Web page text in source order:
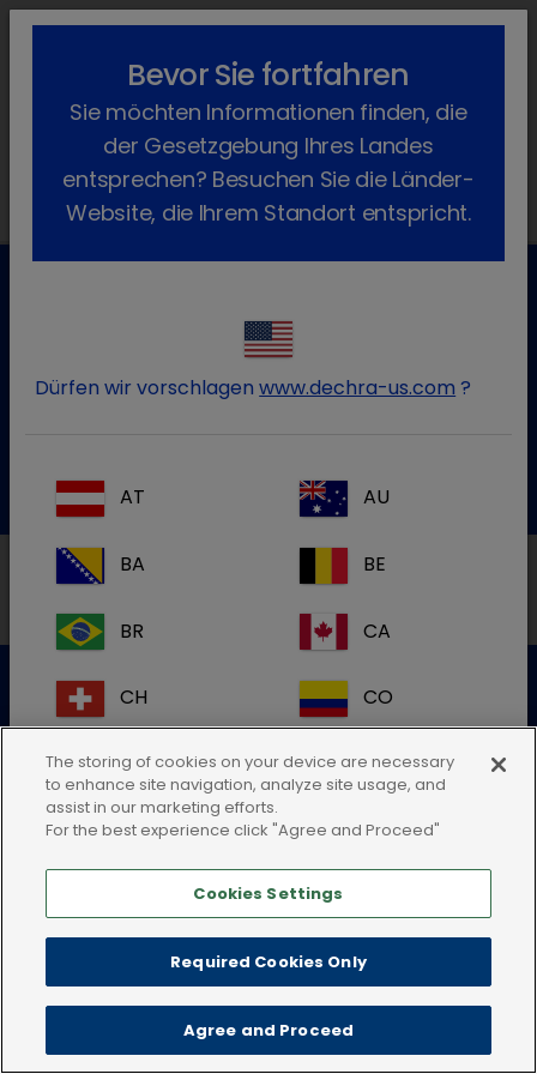
lock_outline search menu
Verschreibungspflichtig
Multishield DC
Kundenservice für Tierarztpraxen
Kontaktieren Sie unseren Kundenservice.
Tel.:+49 7525 / 2050
Cookie-Richtlinie
Impressum
Bevor Sie fortfahren
Sie möchten Informationen finden, die
der Gesetzgebung Ihres Landes
entsprechen? Besuchen Sie die Länder-
Website, die Ihrem Standort entspricht.
Dürfen wir vorschlagenwww.dechra-us.com ?
AT AU
BA BE
BR CA
CH CO
CR DK
ES FI
IE
The storing of cookies on your device are necessary
to enhance site navigation, analyze site usage, and
assist in our marketing efforts.
For the best experience click "Agree and Proceed"
Cookies Settings
Required Cookies Only
Agree and Proceed